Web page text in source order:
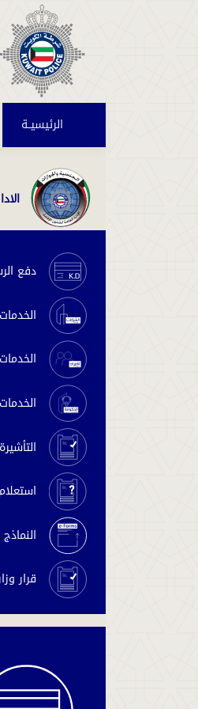
الرئيسيــة
دفع
قرار